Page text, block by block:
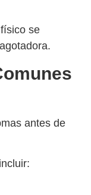
se
antes de